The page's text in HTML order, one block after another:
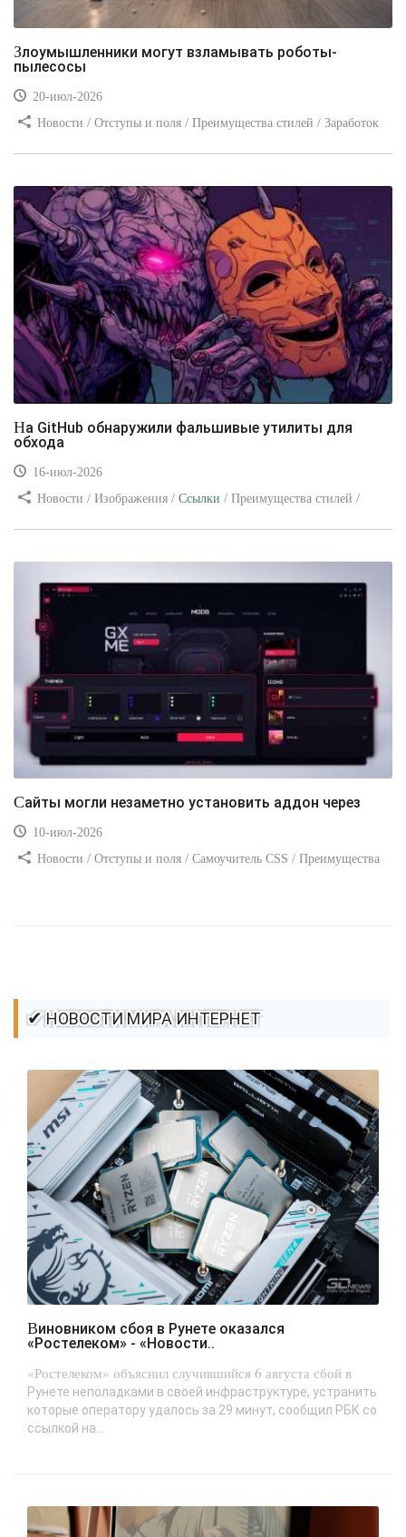
Злоумышленники могут взламывать роботы-
пылесосы
20-июл-2026
Новости / Отступы и поля / Преимущества стилей / Заработок
На GitHub обнаружили фальшивые утилиты для
обхода
16-июл-2026
Новости / Изображения / Ссылки / Преимущества стилей /
Сайты могли незаметно установить аддон через
10-июл-2026
Новости / Отступы и поля / Самоучитель CSS / Преимущества
✔ НОВОСТИ МИРА ИНТЕРНЕТ
Виновником сбоя в Рунете оказался
«Ростелеком» - «Новости..
«Ростелеком» объяснил случившийся 6 августа сбой в
Рунете неполадками в своей инфраструктуре, устранить
которые оператору удалось за 29 минут, сообщил РБК со
ссылкой на...